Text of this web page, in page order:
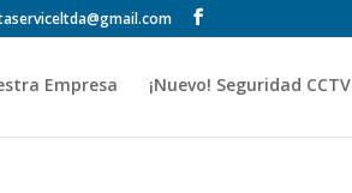
Empresa ¡Nuevo! Seguridad CCTV